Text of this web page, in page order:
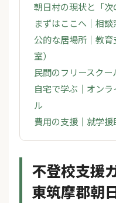
朝日村の現状と「次
まずはここへ｜相談
公的な居場所｜教
室）
民間のフリースク
自宅で学ぶ｜オン
ル
費用の支援｜就学
不登校支援
東筑摩郡朝